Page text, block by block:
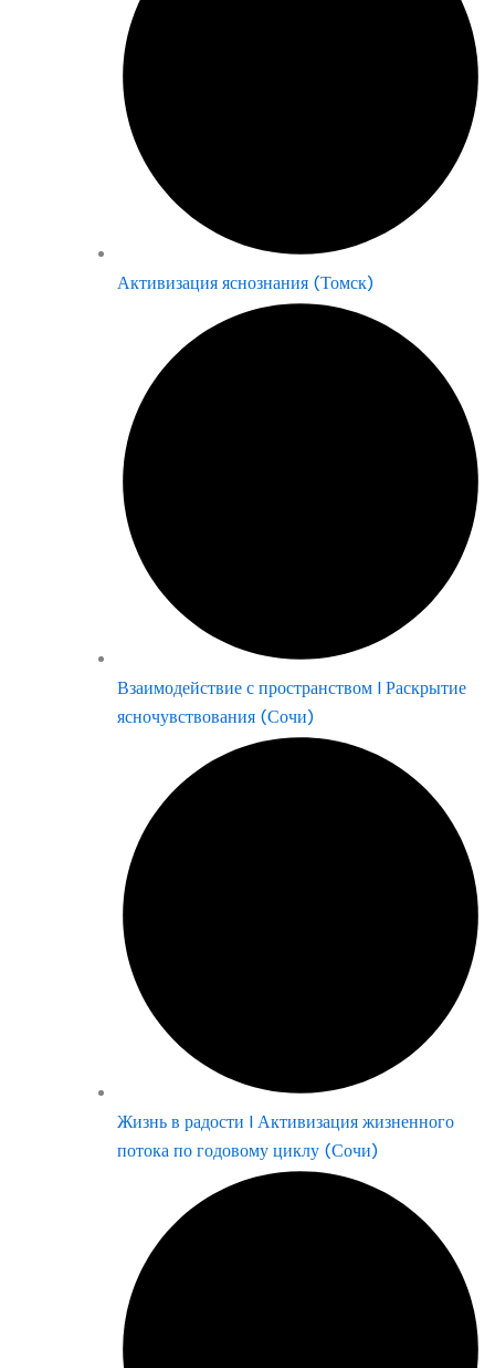
Активизация яснознания (Томск)
Взаимодействие с пространством | Раскрытие
ясночувствования (Сочи)
Жизнь в радости | Активизация жизненного
потока по годовому циклу (Сочи)